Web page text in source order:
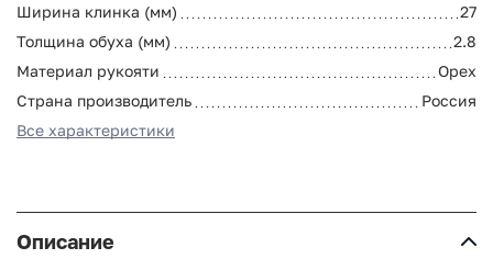
Ширина клинка (мм)
27
Толщина обуха (мм)
2.8
Материал рукояти
Орех
Страна производитель
Россия
Все характеристики
Описание